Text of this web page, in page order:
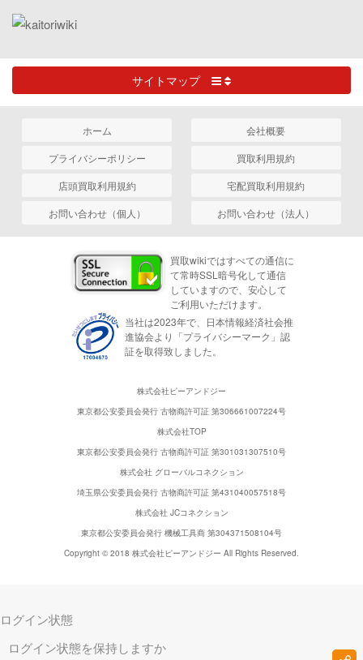
サイトマップ
ホーム
会社概要
プライバシーポリシー
買取利用規約
店頭買取利用規約
宅配買取利用規約
お問い合わせ（個人）
お問い合わせ（法人）
買取wikiではすべての通信に
て常時SSL暗号化して通信
していますので、安心して
ご利用いただけます。
当社は2023年で、日本情報経済社会推
進協会より「プライバシーマーク」認
証を取得致しました。
株式会社ピーアンドジー
東京都公安委員会発行 古物商許可証 第306661007224号
株式会社TOP
東京都公安委員会発行 古物商許可証 第301031307510号
株式会社 グローバルコネクション
埼玉県公安委員会発行 古物商許可証 第431040057518号
株式会社 JCコネクション
東京都公安委員会発行 機械工具商 第304371508104号
Copyright © 2018 株式会社ピーアンドジー All Rights Reserved.
ログイン状態
ログイン状態を保持しますか